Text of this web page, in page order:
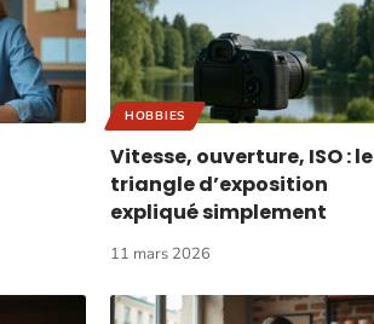
HOBBIES
Vitesse, ouverture, ISO : le
triangle d’exposition
expliqué simplement
11 mars 2026